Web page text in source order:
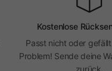
Kostenlose
Passt nicht oder
Problem! Sende deine